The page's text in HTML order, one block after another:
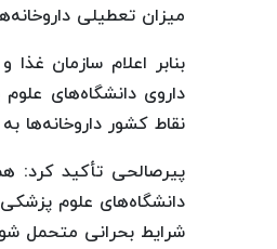
میزان تعطیلی
بنابر اعلام سازمان
داروی دانشگاه‌های
نقاط کشور داروخانه‌ها
پیرصالحی تأکید کرد:
دانشگاه‌های علوم
شرایط بحرانی متحمل